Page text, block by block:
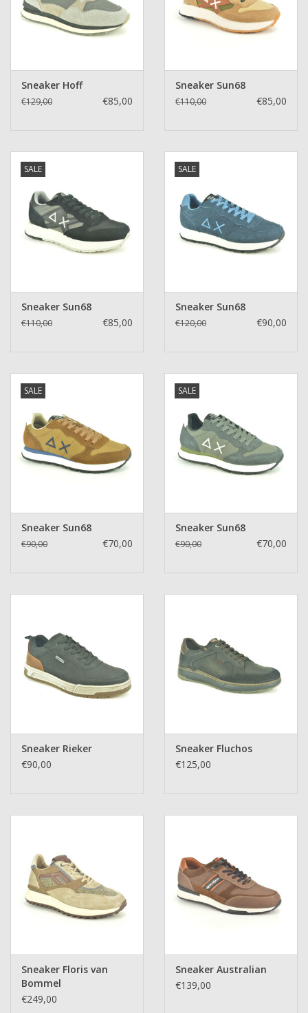
Sneaker Hoff
€129,00 €85,00
Sneaker Sun68
€110,00 €85,00
SALE
Sneaker Sun68
€110,00 €85,00
SALE
Sneaker Sun68
€120,00 €90,00
SALE
Sneaker Sun68
€90,00 €70,00
SALE
Sneaker Sun68
€90,00 €70,00
Sneaker Rieker
€90,00
Sneaker Fluchos
€125,00
Sneaker Floris van
Bommel
€249,00
Sneaker Australian
€139,00